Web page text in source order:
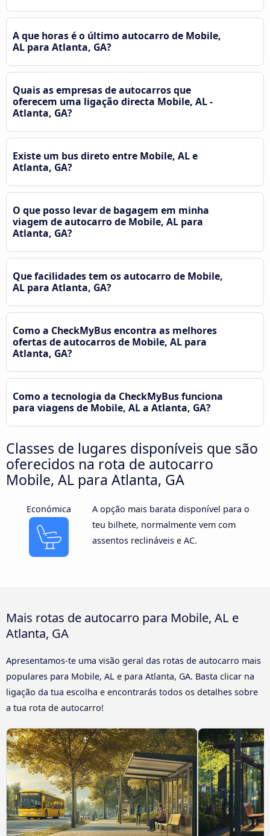
A que horas é o último autocarro de Mobile,
AL para Atlanta, GA?
Quais as empresas de autocarros que
oferecem uma ligação directa Mobile, AL -
Atlanta, GA?
Existe um bus direto entre Mobile, AL e
Atlanta, GA?
O que posso levar de bagagem em minha
viagem de autocarro de Mobile, AL para
Atlanta, GA?
Que facilidades tem os autocarro de Mobile,
AL para Atlanta, GA?
Como a CheckMyBus encontra as melhores
ofertas de autocarros de Mobile, AL para
Atlanta, GA?
Como a tecnologia da CheckMyBus funciona
para viagens de Mobile, AL a Atlanta, GA?
Classes de lugares disponíveis que são
oferecidos na rota de autocarro
Mobile, AL para Atlanta, GA
Económica
A opção mais barata disponível para o
teu bilhete, normalmente vem com
assentos reclináveis e AC.
Mais rotas de autocarro para Mobile, AL e
Atlanta, GA
Apresentamos-te uma visão geral das rotas de autocarro mais
populares para Mobile, AL e para Atlanta, GA. Basta clicar na
ligação da tua escolha e encontrarás todos os detalhes sobre
a tua rota de autocarro!